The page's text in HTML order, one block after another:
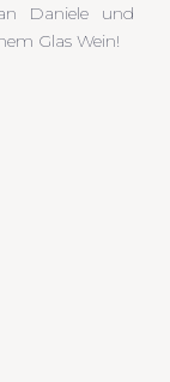
Daniele und
Glas Wein!